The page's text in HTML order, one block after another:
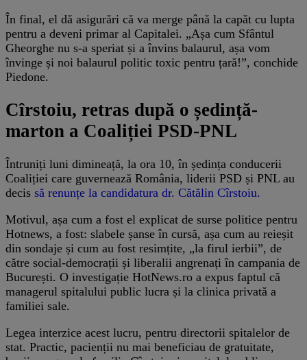
În final, el dă asigurări că va merge până la capăt cu lupta
pentru a deveni primar al Capitalei. „Așa cum Sfântul
Gheorghe nu s-a speriat și a învins balaurul, așa vom
învinge și noi balaurul politic toxic pentru țară!”, conchide
Piedone.
Cîrstoiu, retras după o ședință-
marton a Coaliției PSD-PNL
Întruniți luni dimineață, la ora 10, în ședința conducerii
Coaliției care guvernează România, liderii PSD și PNL au
decis să renunțe la candidatura dr. Cătălin Cîrstoiu.
Motivul, așa cum a fost el explicat de surse politice pentru
Hotnews, a fost: slabele șanse în cursă, așa cum au reieșit
din sondaje și cum au fost resimțite, „la firul ierbii”, de
către social-democrații și liberalii angrenați în campania de
București. O investigație HotNews.ro a expus faptul că
managerul spitalului public lucra și la clinica privată a
familiei sale.
Legea interzice acest lucru, pentru directorii spitalelor de
stat. Practic, pacienții nu mai beneficiau de gratuitate,